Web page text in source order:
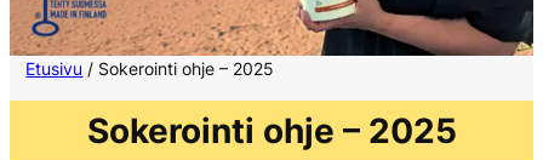
Etusivu / Sokerointi ohje – 2025
Sokerointi ohje – 2025